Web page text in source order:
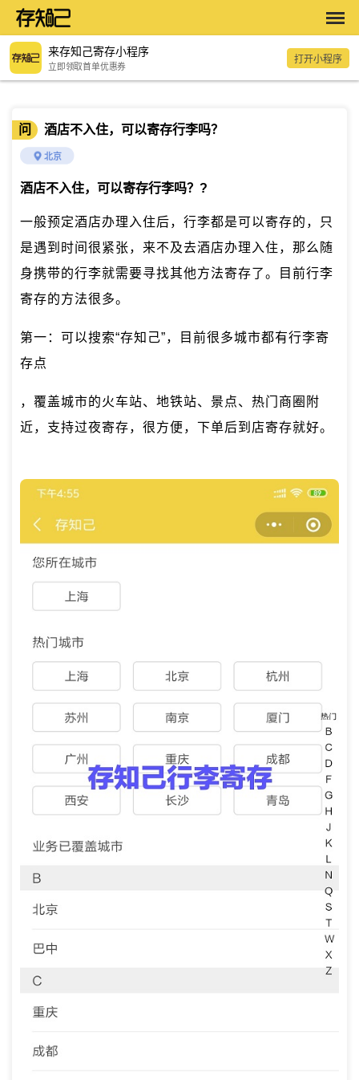
来存知己寄存小程序
立即领取首单优惠券
打开小程序
问 酒店不入住，可以寄存行李吗？
北京
酒店不入住，可以寄存行李吗？ ?
一般预定酒店办理入住后，行李都是可以寄存的，只
是遇到时间很紧张，来不及去酒店办理入住，那么随
身携带的行李就需要寻找其他方法寄存了。目前行李
寄存的方法很多。
第一：可以搜索“存知己”，目前很多城市都有行李寄
存点
，覆盖城市的火车站、地铁站、景点、热门商圈附
近，支持过夜寄存，很方便，下单后到店寄存就好。